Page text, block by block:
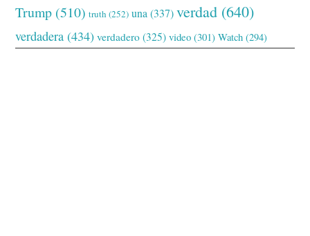
Trump (510) truth (252) una (337) verdad (640)
verdadera (434) verdadero (325) video (301) Watch (294)